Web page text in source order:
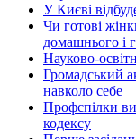
У Києві
Чи готові
домашнього і
Науково-
Громадський
навколо себе
Профспілки
кодексу